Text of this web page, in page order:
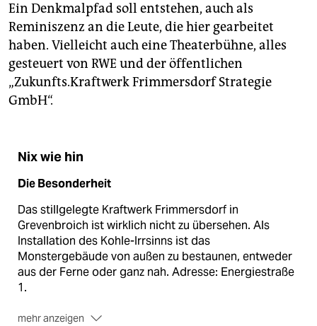
Ein Denkmalpfad soll entstehen, auch als
Reminiszenz an die Leute, die hier gearbeitet
haben. Vielleicht auch eine Theaterbühne, alles
gesteuert von RWE und der öffentlichen
„Zukunfts.Kraftwerk Frimmersdorf Strategie
GmbH“.
Nix wie hin
Die Besonderheit
Das stillgelegte Kraftwerk Frimmersdorf in
Grevenbroich ist wirklich nicht zu übersehen. Als
Installation des Kohle-Irrsinns ist das
Monstergebäude von außen zu bestaunen, entweder
aus der Ferne oder ganz nah. Adresse: Energiestraße
1.
mehr anzeigen